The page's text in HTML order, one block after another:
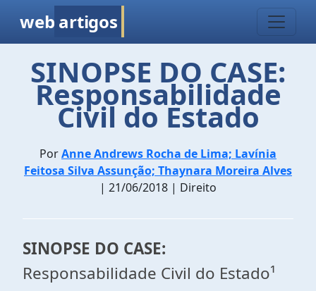
web artigos
SINOPSE DO CASE:
Responsabilidade
Civil do Estado
PorAnne Andrews Rocha de Lima; Lavínia
Feitosa Silva Assunção; Thaynara Moreira Alves
| 21/06/2018 | Direito
SINOPSE DO CASE:
Responsabilidade Civil do Estado¹